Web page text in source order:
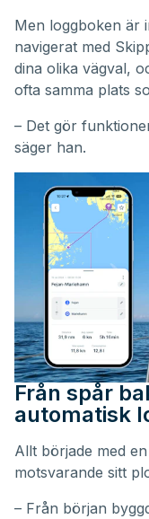
Men loggboken är
navigerat med
dina olika vägval,
ofta samma plats
– Det gör
säger han.
Från spår
automatisk
Allt började med
motsvarande sitt
– Från början